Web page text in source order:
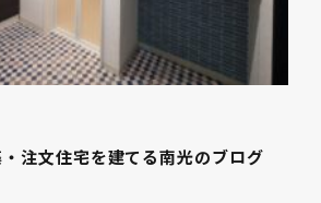
注文住宅を建てる南光のブログ